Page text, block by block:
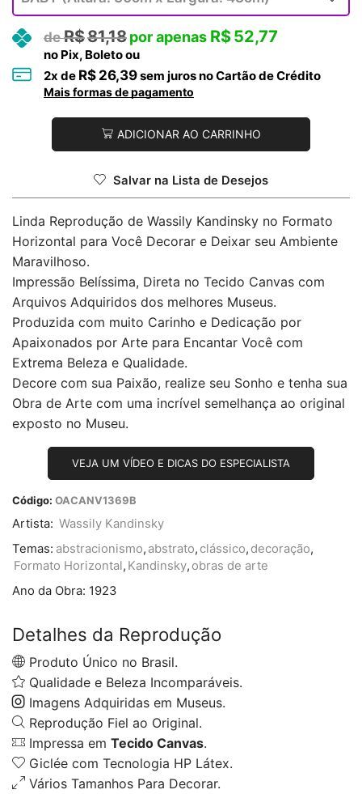
R$81,18 R$52,77
no Pix, Boleto ou
2x de R$ 26,39sem juros no Cartão de Crédito
Mais formas de pagamento
ADICIONAR AO CARRINHO
Salvar na Lista de Desejos
Linda Reprodução de Wassily Kandinsky no Formato
Horizontal para Você Decorar e Deixar seu Ambiente
Maravilhoso.
Impressão Belíssima, Direta no Tecido Canvas com
Arquivos Adquiridos dos melhores Museus.
Produzida com muito Carinho e Dedicação por
Apaixonados por Arte para Encantar Você com
Extrema Beleza e Qualidade.
Decore com sua Paixão, realize seu Sonho e tenha sua
Obra de Arte com uma incrível semelhança ao original
exposto no Museu.
VEJA UM VÍDEO E DICAS DO ESPECIALISTA
Código: OACANV1369B
Artista: Wassily Kandinsky
Temas: abstracionismo, abstrato, clássico, decoração,
Formato Horizontal, Kandinsky, obras de arte
Ano da Obra: 1923
Detalhes da Reprodução
Produto Único no Brasil.
Qualidade e Beleza Incomparáveis.
Imagens Adquiridas em Museus.
Reprodução Fiel ao Original.
Impressa em Tecido Canvas.
Giclée com Tecnologia HP Látex.
Vários Tamanhos Para Decorar.